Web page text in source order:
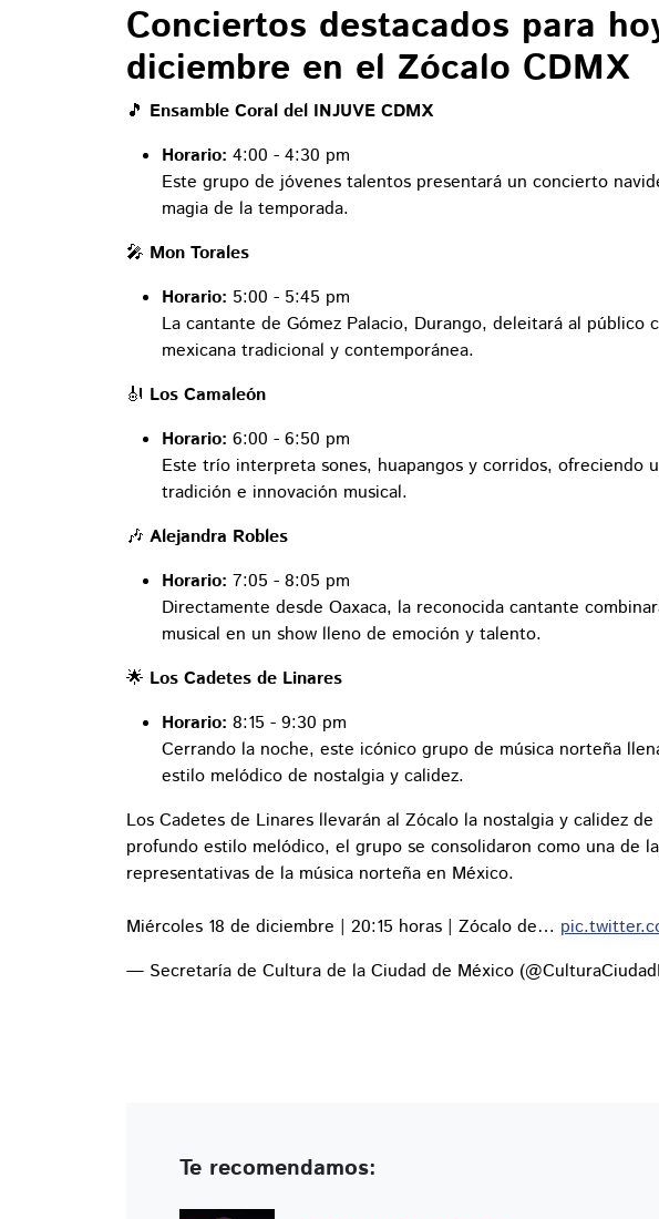
Conciertos destacados para
diciembre en el Zócalo CDMX
🎵 Ensamble Coral del INJUVE CDMX
Horario: 4:00 - 4:30 pm
Este grupo de jóvenes talentos presentará un concierto
magia de la temporada.
🎤 Mon Torales
Horario: 5:00 - 5:45 pm
La cantante de Gómez Palacio, Durango, deleitará al público
mexicana tradicional y contemporánea.
🎻 Los Camaleón
Horario: 6:00 - 6:50 pm
Este trío interpreta sones, huapangos y corridos, ofreciendo
tradición e innovación musical.
🎶 Alejandra Robles
Horario: 7:05 - 8:05 pm
Directamente desde Oaxaca, la reconocida cantante
musical en un show lleno de emoción y talento.
🌟 Los Cadetes de Linares
Horario: 8:15 - 9:30 pm
Cerrando la noche, este icónico grupo de música norteña
estilo melódico de nostalgia y calidez.
Los Cadetes de Linares llevarán al Zócalo la nostalgia y calidez
profundo estilo melódico, el grupo se consolidaron como una de
representativas de la música norteña en México.
Miércoles 18 de diciembre | 20:15 horas | Zócalo de…
— Secretaría de Cultura de la Ciudad de México
Te recomendamos: